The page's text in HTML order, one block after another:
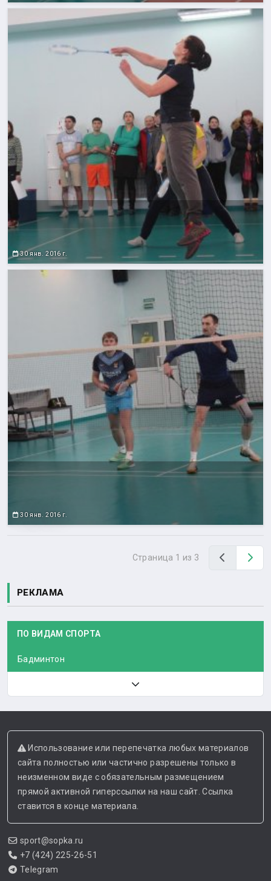
30 янв. 2016 г.
30 янв. 2016 г.
Страница 1 из 3 Назад
РЕКЛАМА
ПО ВИДАМ СПОРТА
Бадминтон
Использование или перепечатка любых материалов
сайта полностью или частично разрешены только в
неизменном виде с обязательным размещением
прямой активной гиперссылки на наш сайт. Ссылка
ставится в конце материала.
sport@sopka.ru
+7 (424) 225-26-51
Telegram